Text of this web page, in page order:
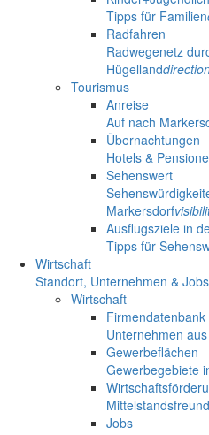
Tipps für Familien
Radfahren
Radwegenetz
Hügelland
Tourismus
Anreise
Auf nach
Übernachtungen
Hotels &
Sehenswert
Markersdorf
Ausflugsziele in
Tipps für
Wirtschaft
Standort, Unternehmen & Jobs
Wirtschaft
Firmendatenbank
Unternehmen
Gewerbeflächen
Gewerbegebiete
Jobs